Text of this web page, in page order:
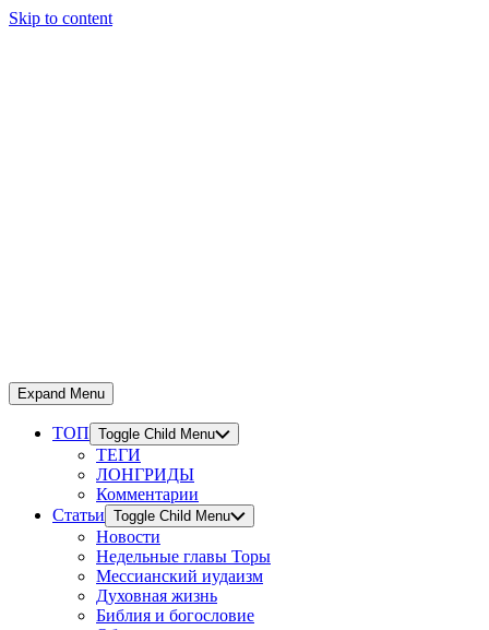
Skip to content
Expand Menu
ТОП Toggle Child Menu
ТЕГИ
ЛОНГРИДЫ
Комментарии
Статьи Toggle Child Menu
Новости
Недельные главы Торы
Мессианский иудаизм
Духовная жизнь
Библия и богословие